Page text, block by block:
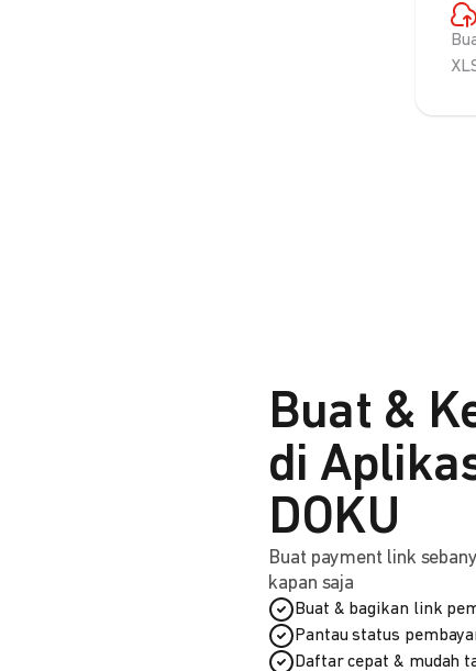
Buat &
di
DOKU
Buat payment link
kapan saja
Buat & bagikan link
Pantau status
Daftar cepat & mudah